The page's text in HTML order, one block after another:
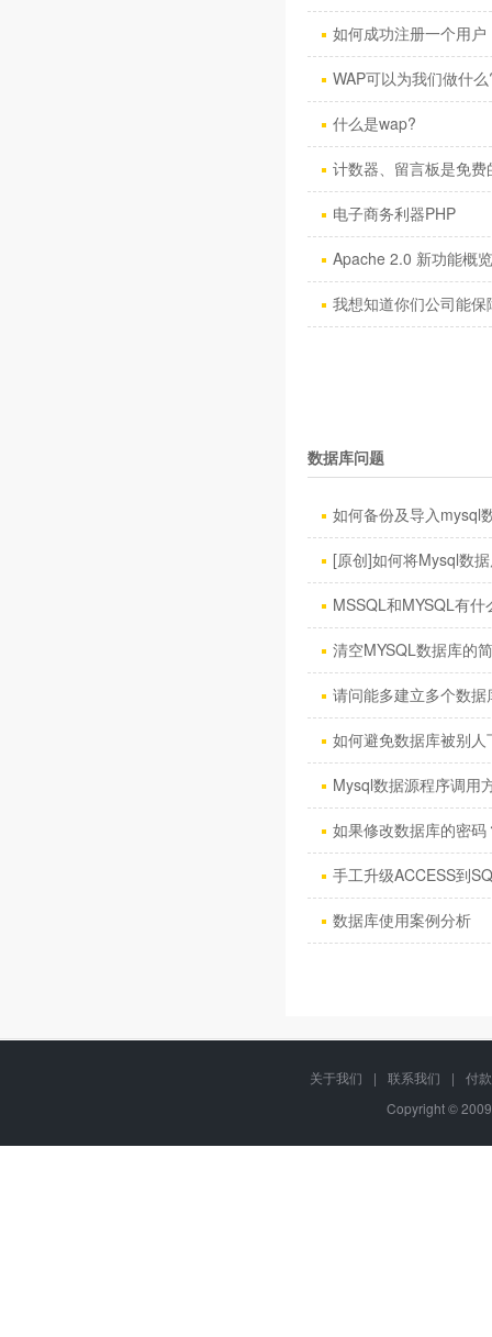
如何成功注册一个用户
WAP可以为我们做什
什么是wap?
计数器、留言板是免费
电子商务利器PHP
Apache 2.0 新功能概览
我想知道你们公司能
数据库问题
如何备份及导入mysql
[原创]如何将Mysql数
MSSQL和MYSQL有什
清空MYSQL数据库的
请问能多建立多个数据
如何避免数据库被别人
Mysql数据源程序调用
如果修改数据库的密码
手工升级ACCESS到
数据库使用案例分析
关于我们 | 联系我们 |
付
Copyright ©